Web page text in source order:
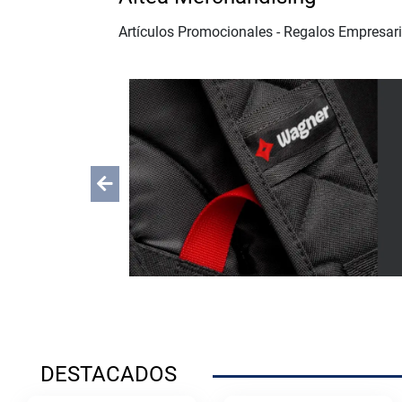
Artículos Promocionales - Regalos
Previous
DESTACADOS